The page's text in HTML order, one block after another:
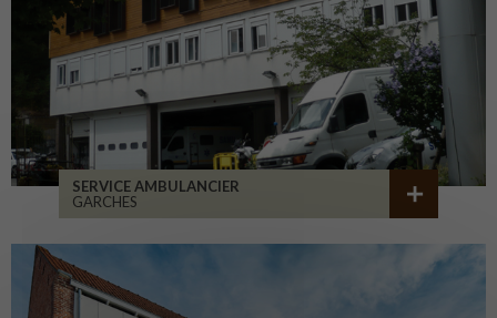
SERVICE AMBULANCIER
GARCHES